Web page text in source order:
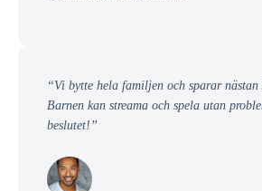
“Vi bytte hela familjen och sparar nästan
Barnen kan streama och spela utan
beslutet!”